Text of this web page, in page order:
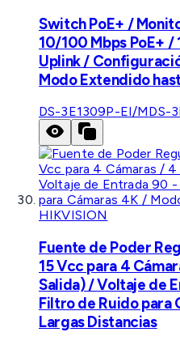
Switch PoE+ /
10/100 Mbps PoE+
Uplink /
Modo Extendido
DS-3E1309P-EI/MDS-
HIKVISION
Fuente de Poder
15 Vcc para 4
Salida) / Voltaje de
Filtro de Ruido para
Largas Distancias